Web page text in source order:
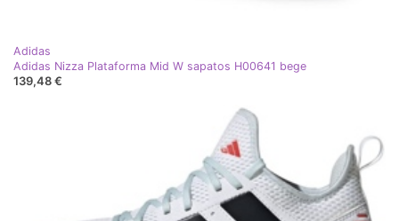
Adidas
Adidas Nizza Plataforma Mid W sapatos H00641 bege
139,48 €